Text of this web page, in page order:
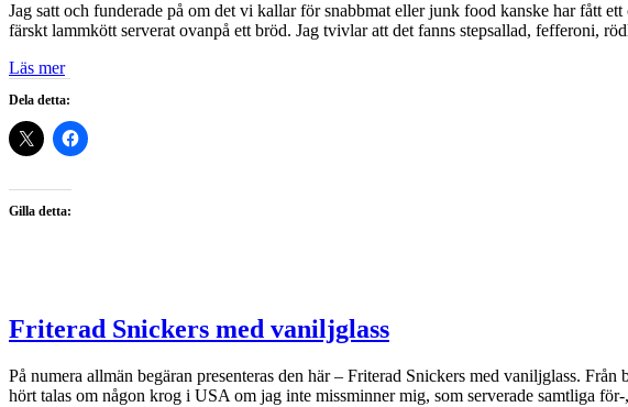
Jag satt och funderade på om det vi kallar för snabbmat eller junk food kanske har fått
färskt lammkött serverat ovanpå ett bröd. Jag tvivlar att det fanns stepsallad, fefferoni,
Läs mer
Dela detta:
Gilla detta:
Friterad Snickers med vaniljglass
På numera allmän begäran presenteras den här – Friterad Snickers med vaniljglass.
hört talas om någon krog i USA om jag inte missminner mig, som serverade samtliga